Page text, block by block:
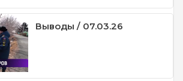
Выводы / 07.03.26